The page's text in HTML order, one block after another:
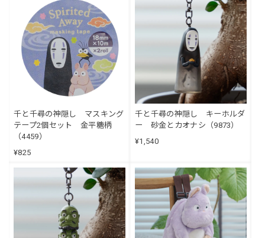
千と千尋の神隠し マスキング
テープ2個セット 金平糖柄
（4459）
¥825
千と千尋の神隠し キーホルダ
ー 砂金とカオナシ（9873）
¥1,540